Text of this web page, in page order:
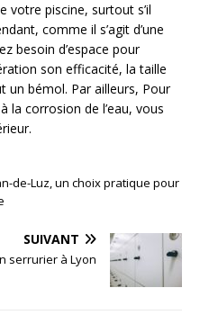
votre piscine, surtout s’il
comme il s’agit d’une
besoin d’espace pour
son efficacité, la taille
un bémol. Par ailleurs, Pour
la corrosion de l’eau, vous
de-Luz, un choix pratique pour
SUIVANT
serrurier à Lyon